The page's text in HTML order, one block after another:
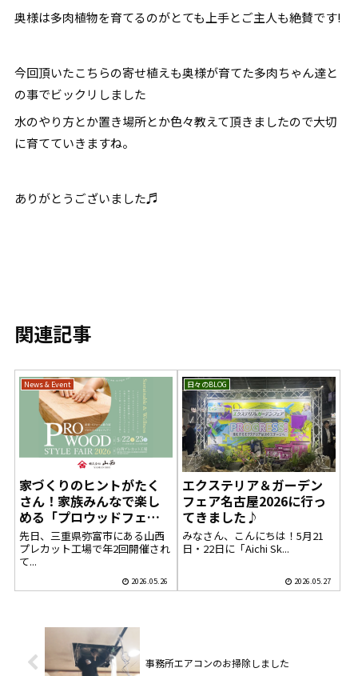
奥様は多肉植物を育てるのがとても上手とご主人も絶賛です!
今回頂いたこちらの寄せ植えも奥様が育てた多肉ちゃん達と
の事でビックリしました
水のやり方とか置き場所とか色々教えて頂きましたので大切
に育てていきますね。
ありがとうございました♬
関連記事
News & Event
家づくりのヒントがたく
さん！家族みんなで楽し
める「プロウッドフェ
ア」へ行ってきました
先日、三重県弥富市にある山西
プレカット工場で年2回開催され
て...
2026.05.26
日々のBLOG
エクステリア＆ガーデン
フェア名古屋2026に行っ
てきました♪
みなさん、こんにちは！5月21
日・22日に「Aichi Sk...
2026.05.27
事務所エアコンのお掃除しました